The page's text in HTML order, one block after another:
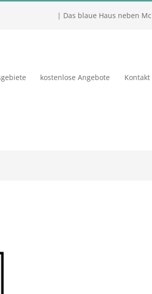
| Das blaue Haus neben
kostenlose Angebote Kontakt